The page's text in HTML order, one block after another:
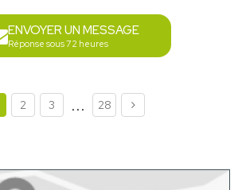
ENVOYER UN MESSAGE
Réponse sous 72 heures
2 3 ... 28